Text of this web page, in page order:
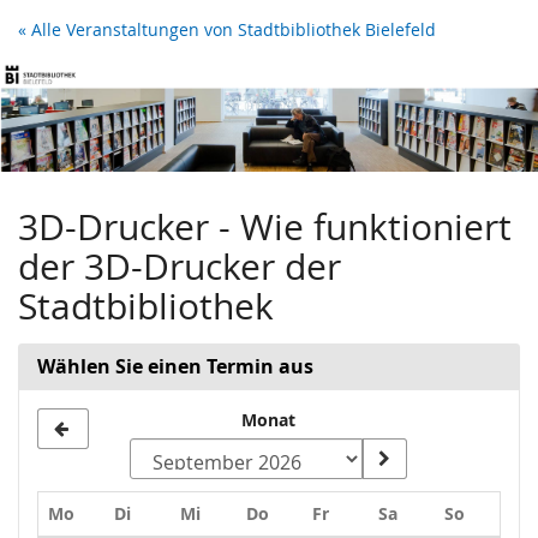
Zum
Inhalt
springen
« Alle Veranstaltungen von Stadtbibliothek Bielefeld
3D-Drucker - Wie funktioniert
der 3D-Drucker der
Stadtbibliothek
Wählen Sie einen Termin aus
Monat
Mo Montag
DiDienstag
MiMittwoch
Do Donnerstag
FrFreitagSaSamstag
So